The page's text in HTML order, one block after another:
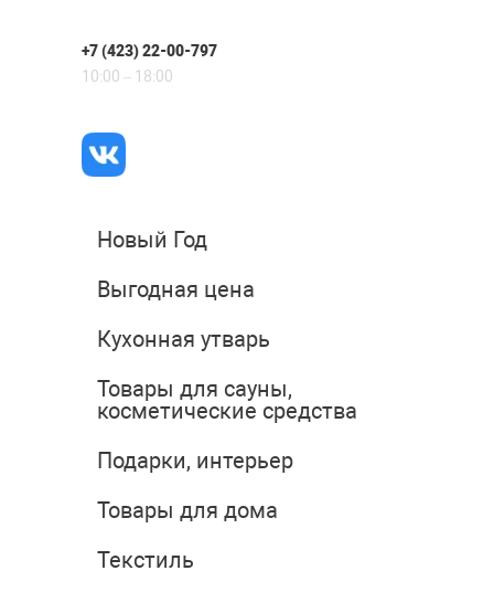
+7 (423) 22-00-797
10:00 – 18:00
Новый Год
Выгодная цена
Кухонная утварь
Товары для сауны,
косметические средства
Подарки, интерьер
Товары для дома
Текстиль